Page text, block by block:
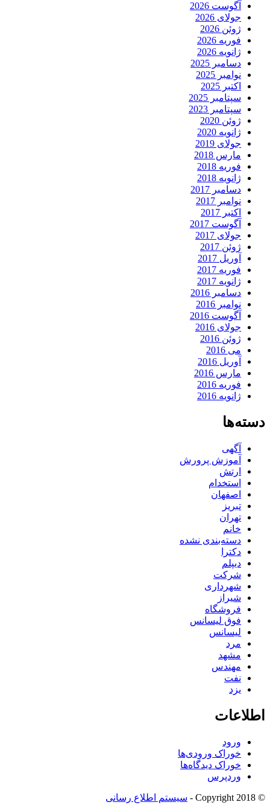
آگوست 2026
جولای 2026
ژوئن 2026
فوریه 2026
ژانویه 2026
دسامبر 2025
نوامبر 2025
اکتبر 2025
سپتامبر 2025
سپتامبر 2023
ژوئن 2020
ژانویه 2020
جولای 2019
مارس 2018
فوریه 2018
ژانویه 2018
دسامبر 2017
نوامبر 2017
اکتبر 2017
آگوست 2017
جولای 2017
ژوئن 2017
آوریل 2017
فوریه 2017
ژانویه 2017
دسامبر 2016
نوامبر 2016
آگوست 2016
جولای 2016
ژوئن 2016
می 2016
آوریل 2016
مارس 2016
فوریه 2016
ژانویه 2016
دسته‌ها
آگهی
آموزش پرورش
ارتش
استخدام
اصفهان
تبریز
تهران
خانم
دسته‌بندی نشده
دکترا
دیپلم
شرکت
شهرداری
شیراز
فروشگاه
فوق لیسانس
لیسانس
مرد
مشهد
مهندس
نفت
یزد
اطلاعات
ورود
خوراک ورودی‌ها
خوراک دیدگاه‌ها
وردپرس
© Copyright 2018 - سیستم اطلاع رسانی